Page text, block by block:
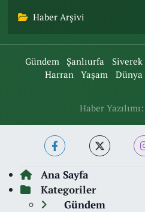
Haber Arşivi
Gündem Şanlıurfa Siverek
Harran
Yaşam Dünya
Haber Yazılımı:
Ana Sayfa
Kategoriler
Gündem